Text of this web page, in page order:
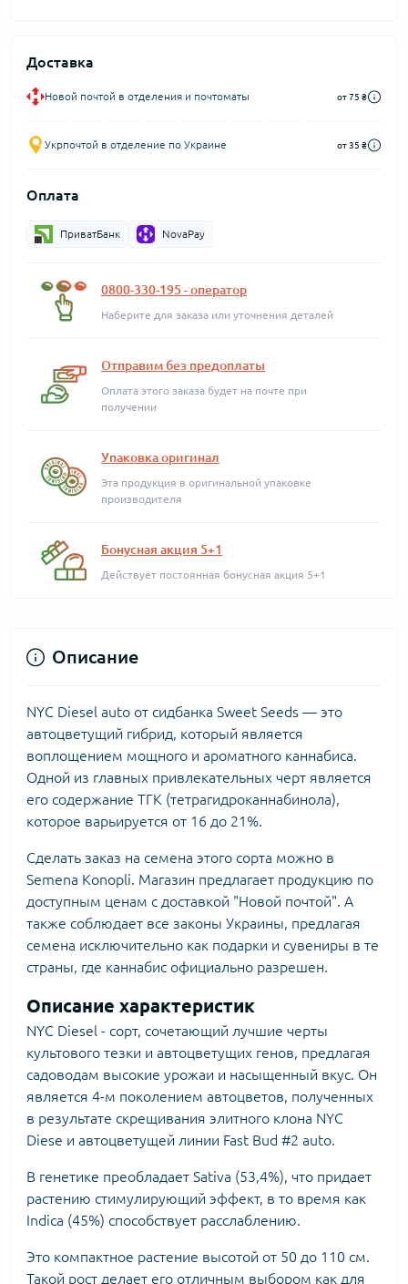
Доставка
Новой почтой в отделения и почтоматы от 75 ₴
Укрпочтой в отделение по Украине от 35 ₴
Оплата
ПриватБанк NovaPay
0800-330-195 - оператор
Наберите для заказа или уточнения деталей
Отправим без предоплаты
Оплата этого заказа будет на почте при
получении
Упаковка оригинал
Эта продукция в оригинальной упаковке
производителя
Бонусная акция 5+1
Действует постоянная бонусная акция 5+1
Описание
NYC Diesel auto от сидбанка Sweet Seeds — это
автоцветущий гибрид, который является
воплощением мощного и ароматного каннабиса.
Одной из главных привлекательных черт является
его содержание ТГК (тетрагидроканнабинола),
которое варьируется от 16 до 21%.
Сделать заказ на семена этого сорта можно в
Semena Konopli. Магазин предлагает продукцию по
доступным ценам с доставкой "Новой почтой". А
также соблюдает все законы Украины, предлагая
семена исключительно как подарки и сувениры в те
страны, где каннабис официально разрешен.
Описание характеристик
NYC Diesel - сорт, сочетающий лучшие черты
культового тезки и автоцветущих генов, предлагая
садоводам высокие урожаи и насыщенный вкус. Он
является 4-м поколением автоцветов, полученных
в результате скрещивания элитного клона NYC
Diese и автоцветущей линии Fast Bud #2 auto.
В генетике преобладает Sativa (53,4%), что придает
растению стимулирующий эффект, в то время как
Indica (45%) способствует расслаблению.
Это компактное растение высотой от 50 до 110 см.
Такой рост делает его отличным выбором как для